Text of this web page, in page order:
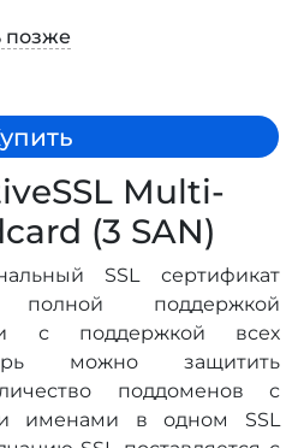
позже
Multi-
(3 SAN)
SSL сертификат
поддержкой
и с поддержкой всех
можно защитить
поддоменов с
именами в одном SSL